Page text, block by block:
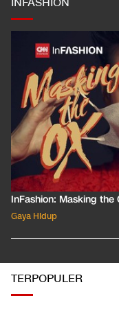
INFASHION
InFashion: Masking the
Gaya Hidup
TERPOPULER